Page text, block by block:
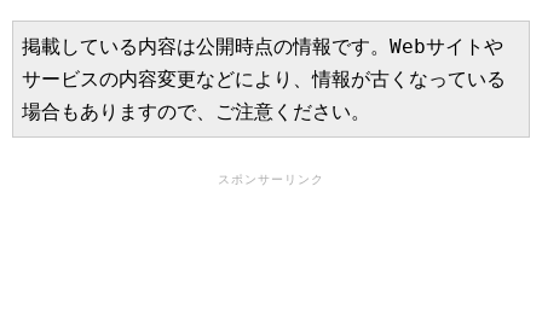
掲載している内容は公開時点の情報です。Webサイトや
サービスの内容変更などにより、情報が古くなっている
場合もありますので、ご注意ください。
スポンサーリンク